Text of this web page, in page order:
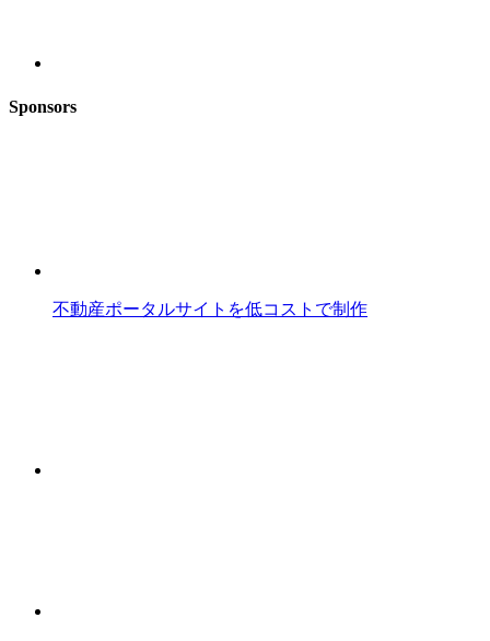
Sponsors
不動産ポータルサイトを低コストで制作